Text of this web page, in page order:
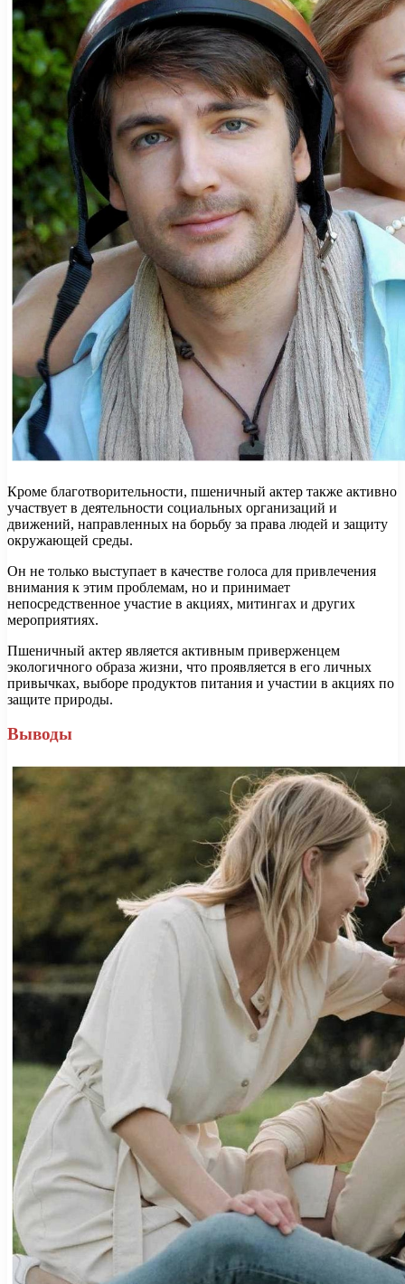
Кроме благотворительности, пшеничный актер также активно
участвует в деятельности социальных организаций и
движений, направленных на борьбу за права людей и защиту
окружающей среды.
Он не только выступает в качестве голоса для привлечения
внимания к этим проблемам, но и принимает
непосредственное участие в акциях, митингах и других
мероприятиях.
Пшеничный актер является активным приверженцем
экологичного образа жизни, что проявляется в его личных
привычках, выборе продуктов питания и участии в акциях по
защите природы.
Выводы